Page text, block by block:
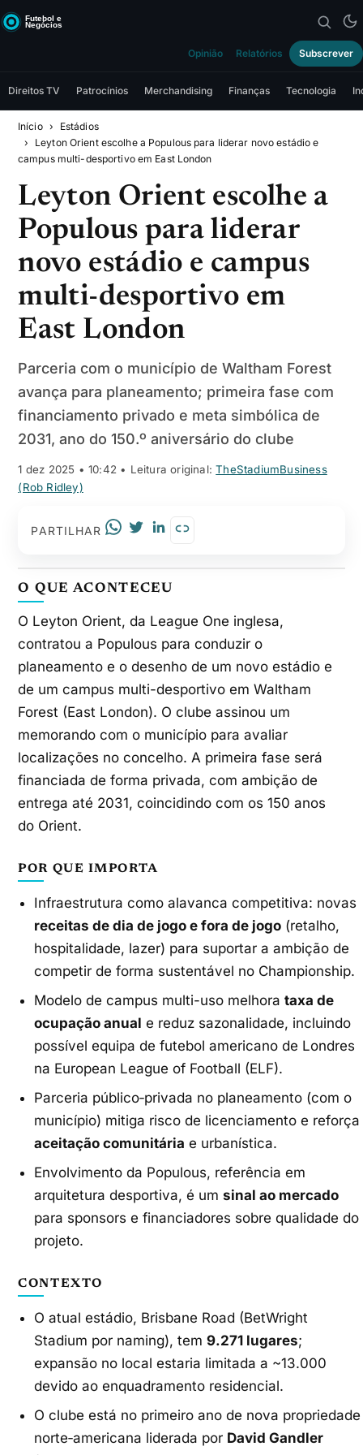
Opinião Relatórios Subscrever
Direitos TV Patrocínios Merchandising Finanças Tecnologia
Início
Estádios
Leyton Orient escolhe a Populous para liderar novo estádio e
campus multi-desportivo em East London
Leyton Orient escolhe a
Populous para liderar
novo estádio e campus
multi-desportivo em
East London
Parceria com o município de Waltham Forest
avança para planeamento; primeira fase com
financiamento privado e meta simbólica de
2031, ano do 150.º aniversário do clube
1 dez 2025 • 10:42 • Leitura original:TheStadiumBusiness
(Rob Ridley)
PARTILHAR
O QUE ACONTECEU
O Leyton Orient, da League One inglesa,
contratou a Populous para conduzir o
planeamento e o desenho de um novo estádio e
de um campus multi-desportivo em Waltham
Forest (East London). O clube assinou um
memorando com o município para avaliar
localizações no concelho. A primeira fase será
financiada de forma privada, com ambição de
entrega até 2031, coincidindo com os 150 anos
do Orient.
POR QUE IMPORTA
Infraestrutura como alavanca competitiva: novas
receitas de dia de jogo e fora de jogo (retalho,
hospitalidade, lazer) para suportar a ambição de
competir de forma sustentável no Championship.
Modelo de campus multi-uso melhorataxa de
ocupação anual e reduz sazonalidade, incluindo
possível equipa de futebol americano de Londres
na European League of Football (ELF).
Parceria público‑privada no planeamento (com o
município) mitiga risco de licenciamento e reforça
aceitação comunitária e urbanística.
Envolvimento da Populous, referência em
arquitetura desportiva, é umsinal ao mercado
para sponsors e financiadores sobre qualidade do
projeto.
CONTEXTO
O atual estádio, Brisbane Road (BetWright
Stadium por naming), tem9.271 lugares;
expansão no local estaria limitada a ~13.000
devido ao enquadramento residencial.
O clube está no primeiro ano de nova propriedade
norte‑americana liderada por David Gandler